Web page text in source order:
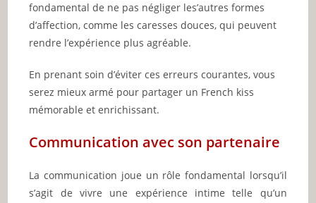
fondamental de ne pas négliger les’autres formes
d’affection, comme les caresses douces, qui peuvent
rendre l’expérience plus agréable.
En prenant soin d’éviter ces erreurs courantes, vous
serez mieux armé pour partager un French kiss
mémorable et enrichissant.
Communication avec son partenaire
La communication joue un rôle fondamental lorsqu’il
s’agit de vivre une expérience intime telle qu’un